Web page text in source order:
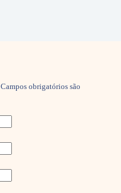
Campos obrigatórios são